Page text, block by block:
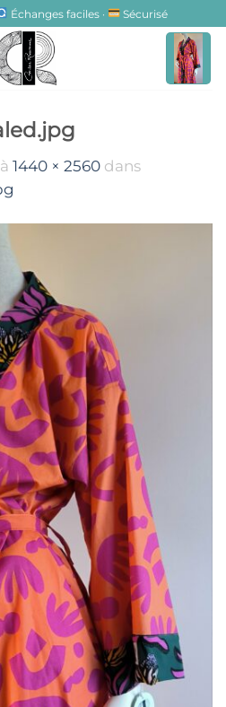
Échanges faciles · Sécurisé
à 1440 × 2560 dans